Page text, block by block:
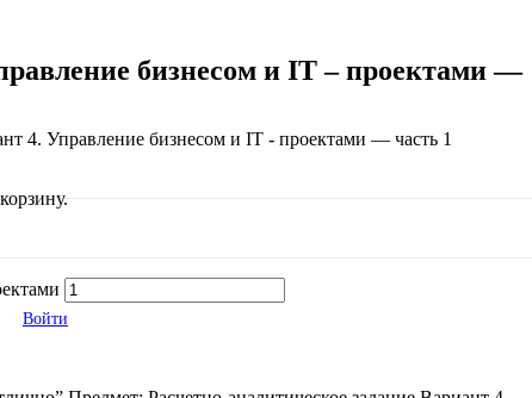
Войти
бизнесом и IT – проектами —
4. Управление бизнесом и IT - проектами — часть 1